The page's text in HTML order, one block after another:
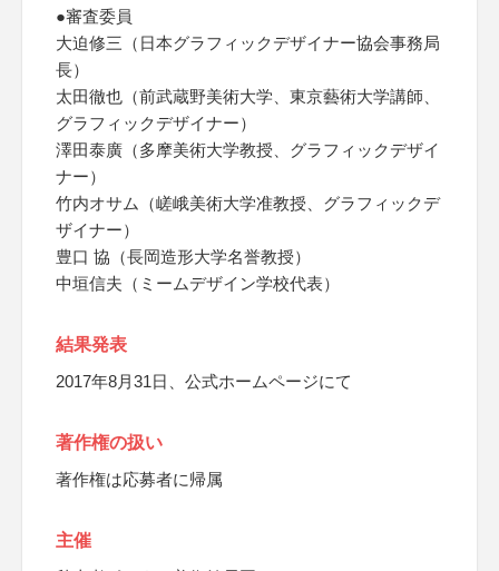
●審査委員
大迫修三（日本グラフィックデザイナー協会事務局
長）
太田徹也（前武蔵野美術大学、東京藝術大学講師、
グラフィックデザイナー）
澤田泰廣（多摩美術大学教授、グラフィックデザイ
ナー）
竹内オサム（嵯峨美術大学准教授、グラフィックデ
ザイナー）
豊口 協（長岡造形大学名誉教授）
中垣信夫（ミームデザイン学校代表）
結果発表
2017年8月31日、公式ホームページにて
著作権の扱い
著作権は応募者に帰属
主催